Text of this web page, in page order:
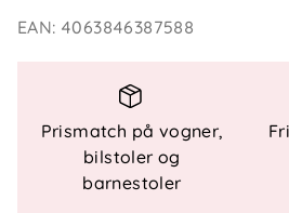
kan brukes fra fødselen av og
lettanvendelig sele for
Nøkkelfunksjoner:
EAN: 4063846387588
Prismatch på vogner,
bilstoler og
barnestoler